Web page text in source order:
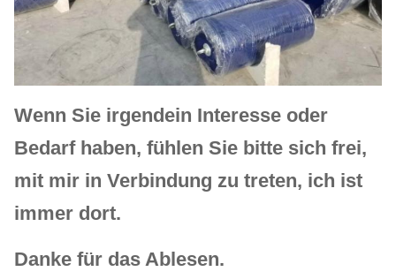
2200×4500L
2500×4000L
2500 4000 1386
2500×5000L
Ø
3000×5000L
3000 5000 2050
Ø
Ø
3300 6500
Wenn Sie irgendein Interesse oder
Bedarf haben, fühlen Sie bitte sich frei,
mit mir in Verbindung zu treten, ich ist
immer dort.
Danke für das Ablesen.